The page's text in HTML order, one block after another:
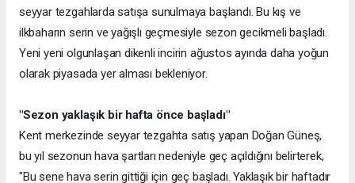
seyyar tezgahlarda satışa sunulmaya başlandı. Bu kış ve
ilkbaharın serin ve yağışlı geçmesiyle sezon gecikmeli başladı.
Yeni yeni olgunlaşan dikenli incirin ağustos ayında daha yoğun
olarak piyasada yer alması bekleniyor.
"Sezon yaklaşık bir hafta önce başladı"
Kent merkezinde seyyar tezgahta satış yapan Doğan Güneş,
bu yıl sezonun hava şartları nedeniyle geç açıldığını belirterek,
"Bu sene hava serin gittiği için geç başladı. Yaklaşık bir haftadır